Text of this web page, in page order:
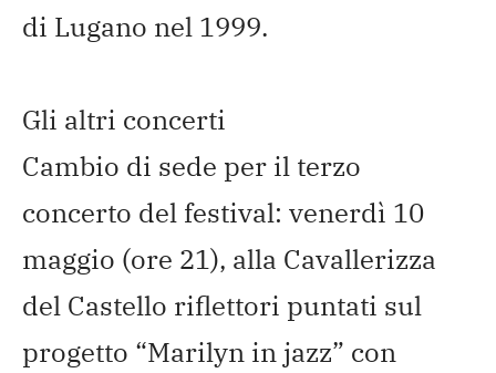
di Lugano nel 1999.
Gli altri concerti
Cambio di sede per il terzo
concerto del festival: venerdì 10
maggio (ore 21), alla Cavallerizza
del Castello riflettori puntati sul
progetto “Marilyn in jazz” con